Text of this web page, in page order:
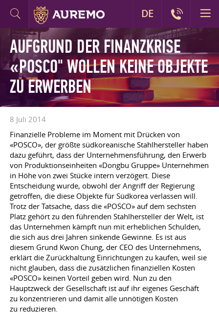
AUFGRUND DER FINANZKRISE
«POSCO" WOLLEN KEINE OBJEKTE
ZU ERWERBEN
8 Juli 2014
Finanzielle Probleme im Moment mit Drücken von
«POSCO», der größte südkoreanische Stahlhersteller haben
dazu geführt, dass der Unternehmensführung, den Erwerb
von Produktionseinheiten «Dongbu Gruppe» Unternehmen
in Höhe von zwei Stücke intern verzögert. Diese
Entscheidung wurde, obwohl der Angriff der Regierung
getroffen, die diese Objekte für Südkorea verlassen will.
Trotz der Tatsache, dass die «POSCO» auf dem sechsten
Platz gehört zu den führenden Stahlhersteller der Welt, ist
das Unternehmen kämpft nun mit erheblichen Schulden,
die sich aus drei Jahren sinkende Gewinne. Es ist aus
diesem Grund Kwon Chung, der CEO des Unternehmens,
erklärt die Zurückhaltung Einrichtungen zu kaufen, weil sie
nicht glauben, dass die zusätzlichen finanziellen Kosten
«POSCO» keinen Vorteil geben wird. Nun zu den
Hauptzweck der Gesellschaft ist auf ihr eigenes Geschäft
zu konzentrieren und damit alle unnötigen Kosten
zu reduzieren.
DE